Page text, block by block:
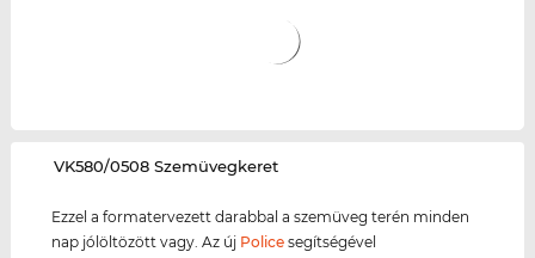
‌VK580/0508 Szemüvegkeret
Ezzel a formatervezett darabbal a szemüveg terén minden
nap jólöltözött vagy. Az új Police segítségével